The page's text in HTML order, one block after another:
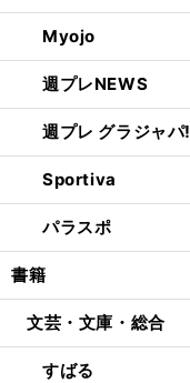
Myojo
週プレNEWS
週プレ グラジャパ!
Sportiva
パラスポ
書籍
文芸・文庫・総合
すばる